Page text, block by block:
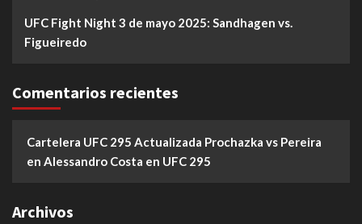
UFC Fight Night 3 de mayo 2025: Sandhagen vs.
Figueiredo
Comentarios recientes
Cartelera UFC 295 Actualizada Prochazka vs Pereira
en Alessandro Costa en UFC 295
Archivos